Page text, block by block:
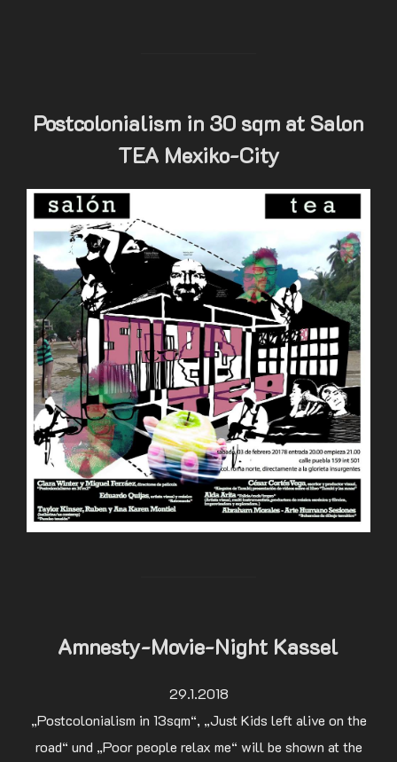
Postcolonialism in 30 sqm at Salon
TEA Mexiko-City
Amnesty-Movie-Night Kassel
29.1.2018
„Postcolonialism in 13sqm“, „Just Kids left alive on the
road“ und „Poor people relax me“ will be shown at the